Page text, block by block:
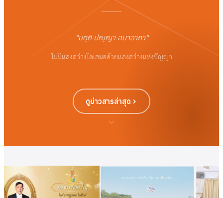
"นตฺถิ ปญฺญา สมาอาภา"
ไม่มีแสงสว่างใดเสมอด้วยแสงสว่างแห่งปัญญา
ดูข่าวสารล่าสุด